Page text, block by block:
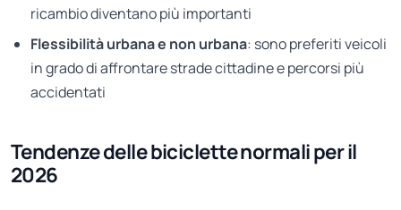
ricambio diventano più importanti
Flessibilità urbana e non urbana: sono preferiti veicoli
in grado di affrontare strade cittadine e percorsi più
accidentati
Tendenze delle biciclette normali per il
2026